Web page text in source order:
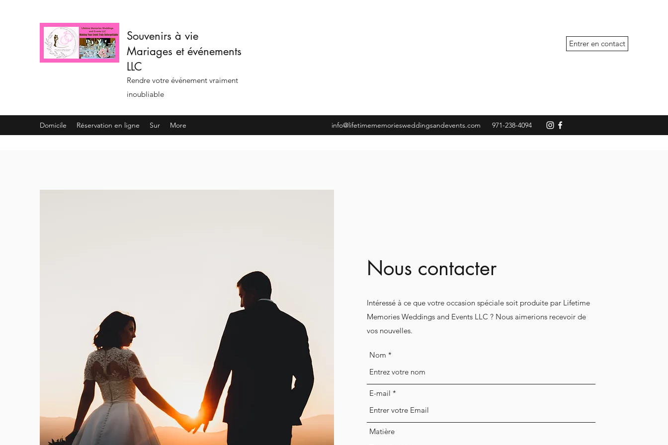
Souvenirs à vie
Mariages et événements
LLC
Rendre votre événement vraiment
inoubliable
Entrer en contact
Domicile Réservation en ligne Sur More info@lifetimememoriesweddingsandevents.com 971-238-4094
Nous contacter
Intéressé à ce que votre occasion spéciale soit produite par Lifetime
Memories Weddings and Events LLC ? Nous aimerions recevoir de
vos nouvelles.
Nom
E-mail
Matière